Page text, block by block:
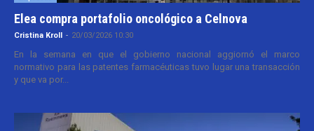
Elea compra portafolio oncológico a Celnova
Cristina Kroll - 20/03/2026 10:30
En la semana en que el gobierno nacional aggiornó el marco
normativo para las patentes farmacéuticas tuvo lugar una transacción
y que va por...